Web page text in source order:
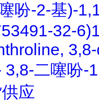
吩-2-基)-
32-
3,8-二噻吩-
应